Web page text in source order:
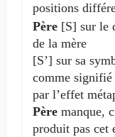
posi­tions
Père [S] sur le
de la mère
[S’] sur sa
comme signifié
par l’effet
Père manque,
produit pas cet